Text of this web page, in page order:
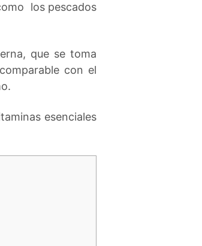
los pescados
que se toma
con el
esenciales